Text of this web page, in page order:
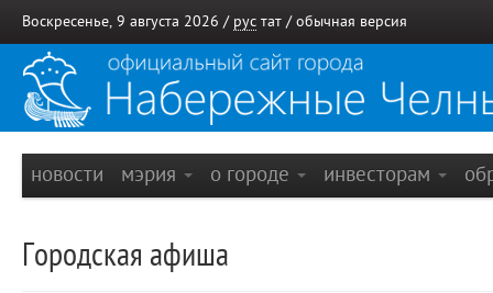
Воскресенье, 9 августа 2026 / рус тат / обычная версия
новости мэрия о городе инвесторам
Городская афиша